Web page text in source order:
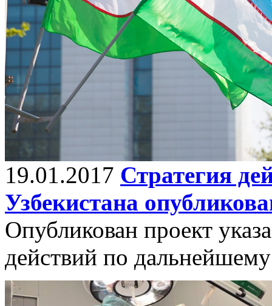
19.01.2017 Стратегия
Узбекистана
Опубликован проект
действий по